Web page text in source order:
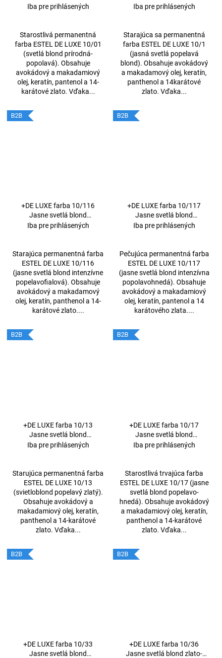
prírodná- popolavá 60ml
Iba pre prihlásených
Starostlivá permanentná
farba ESTEL DE LUXE 10/01
(svetlá blond prírodná-
popolavá). Obsahuje
avokádový a makadamiový
olej, keratín, pantenol a 14-
karátové zlato. Vďaka...
popolavá 60ml
Iba pre prihlásených
Starajúca sa permanentná
farba ESTEL DE LUXE 10/1
(jasná svetlá popelavá
blond). Obsahuje avokádový
a makadamový olej, keratín,
panthenol a 14karátové
zlato. Vďaka...
B2B
+DE LUXE farba 10/116
Jasne svetlá blond
intenzívna- popolavo
Iba pre prihlásených
Starajúca permanentná farba
ESTEL DE LUXE 10/116
(jasne svetlá blond intenzívne
popelavofialová). Obsahuje
avokádový a makadamový
olej, keratín, panthenol a 14-
karátové zlato....
B2B
+DE LUXE farba 10/117
Jasne svetlá blond
intenzívna -popolavo hnedá
Iba pre prihlásených
Pečujúca permanentná farba
ESTEL DE LUXE 10/117
(jasne svetlá blond intenzívna
popolavohnedá). Obsahuje
avokádový a makadamiový
olej, keratín, pantenol a 14
karátového zlata....
B2B
+DE LUXE farba 10/13
Jasne svetlá blond
popolavo-zlatá 60ml
Iba pre prihlásených
Starujúca permanentná farba
ESTEL DE LUXE 10/13
(svietloblond popelavý zlatý).
Obsahuje avokádový a
makadamiový olej, keratín,
panthenol a 14-karátové
zlato. Vďaka...
B2B
+DE LUXE farba 10/17
Jasne svetlá blond
popolavo - hnedá 60ml
Iba pre prihlásených
Starostlivá trvajúca farba
ESTEL DE LUXE 10/17 (jasne
svetlá blond popelavo-
hnedá). Obsahuje avokádový
a makadamiový olej, keratín,
panthenol a 14-karátové
zlato. Vďaka...
B2B
+DE LUXE farba 10/33
Jasne svetlá blond
B2B
+DE LUXE farba 10/36
Jasne svetlá blond zlato-